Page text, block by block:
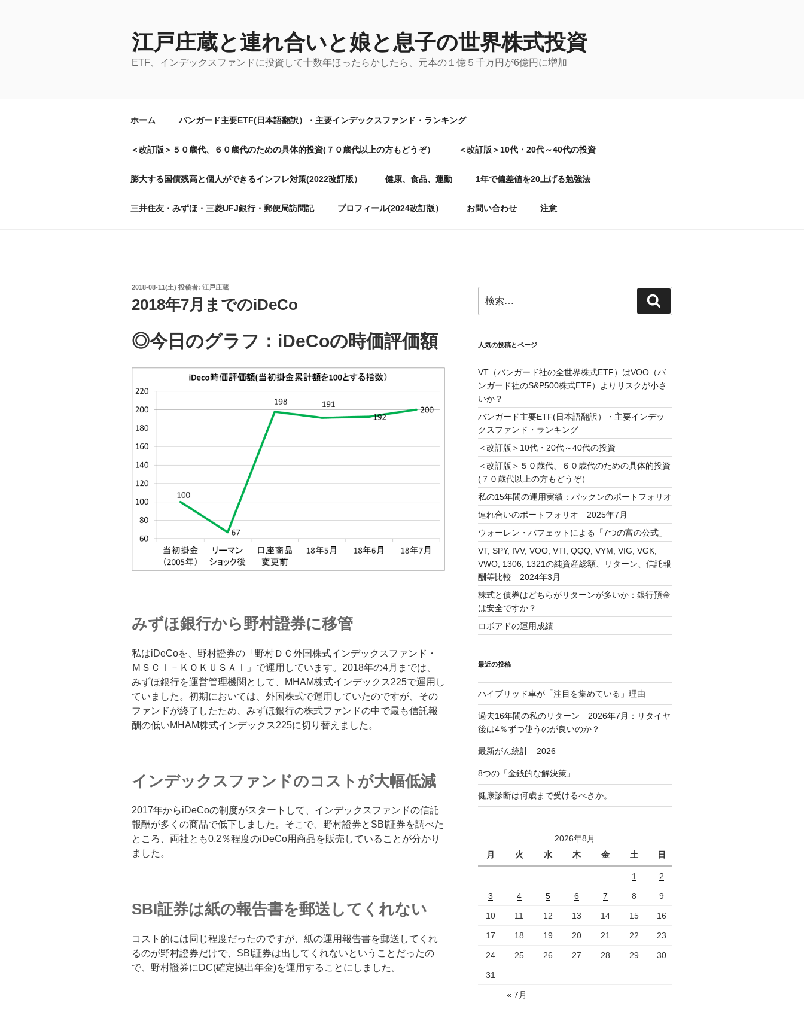
江戸庄蔵と連れ合いと娘と息子の世界株式投資
ETF、インデックスファンドに投資して十数年ほったらかしたら、元本の１億５千万円が6億円に増加
ホーム バンガード主要ETF(日本語翻訳）・主要インデックスファンド・ランキング
＜改訂版＞５０歳代、６０歳代のための具体的投資(７０歳代以上の方もどうぞ） ＜改訂版＞10代・20代～40代の投資
膨大する国債残高と個人ができるインフレ対策(2022改訂版） 健康、食品、運動 1年で偏差値を20上げる勉強法
三井住友・みずほ・三菱UFJ銀行・郵便局訪問記 プロフィール(2024改訂版） お問い合わせ 注意
投
日:
2018-08-11(土) 投稿者: 江戸庄蔵
2018年7月までのiDeCo
◎今日のグラフ：iDeCoの時価評価額
みずほ銀行から野村證券に移管
私はiDeCoを、野村證券の「野村ＤＣ外国株式インデックスファンド・
ＭＳＣＩ－ＫＯＫＵＳＡＩ」で運用しています。2018年の4月までは、
みずほ銀行を運営管理機関として、MHAM株式インデックス225で運用し
ていました。初期においては、外国株式で運用していたのですが、その
ファンドが終了したため、みずほ銀行の株式ファンドの中で最も信託報
酬の低いMHAM株式インデックス225に切り替えました。
インデックスファンドのコストが大幅低減
2017年からiDeCoの制度がスタートして、インデックスファンドの信託
報酬が多くの商品で低下しました。そこで、野村證券とSBI証券を調べた
ところ、両社とも0.2％程度のiDeCo用商品を販売していることが分かり
ました。
SBI証券は紙の報告書を郵送してくれない
コスト的には同じ程度だったのですが、紙の運用報告書を郵送してくれ
るのが野村證券だけで、SBI証券は出してくれないということだったの
で、野村證券にDC(確定拠出年金)を運用することにしました。
索:
索
人気の投稿とページ
VT（バンガード社の全世界株式ETF）はVOO（バ
ンガード社のS&P500株式ETF）よりリスクが小さ
いか？
バンガード主要ETF(日本語翻訳）・主要インデッ
クスファンド・ランキング
＜改訂版＞10代・20代～40代の投資
＜改訂版＞５０歳代、６０歳代のための具体的投資
(７０歳代以上の方もどうぞ）
私の15年間の運用実績：パックンのポートフォリオ
連れ合いのポートフォリオ 2025年7月
ウォーレン・バフェットによる「7つの富の公式」
VT, SPY, IVV, VOO, VTI, QQQ, VYM, VIG, VGK,
VWO, 1306, 1321の純資産総額、リターン、信託報
酬等比較 2024年3月
株式と債券はどちらがリターンが多いか：銀行預金
は安全ですか？
ロボアドの運用成績
最近の投稿
ハイブリッド車が「注目を集めている」理由
過去16年間の私のリターン 2026年7月：リタイヤ
後は4％ずつ使うのが良いのか？
最新がん統計 2026
8つの「金銭的な解決策」
健康診断は何歳まで受けるべきか。
2026年8月
月
火 水 木 金 土 日
1 2
3 4 5 6 7 8 9
10 11 12 13 14 15 16
17 18 19 20 21 22 23
24 25 26 27 28 29 30
31
« 7月